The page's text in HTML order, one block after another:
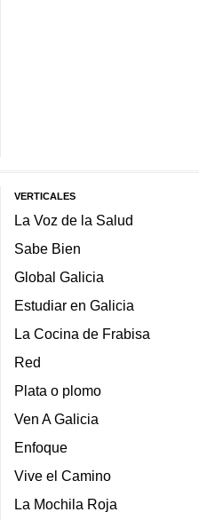
VERTICALES
La Voz de la Salud
Sabe Bien
Global Galicia
Estudiar en Galicia
La Cocina de Frabisa
Red
Plata o plomo
Ven A Galicia
Enfoque
Vive el Camino
La Mochila Roja